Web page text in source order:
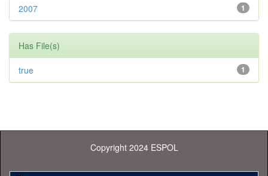
1
2007
Has File(s)
1
true
Copyright 2024 ESPOL